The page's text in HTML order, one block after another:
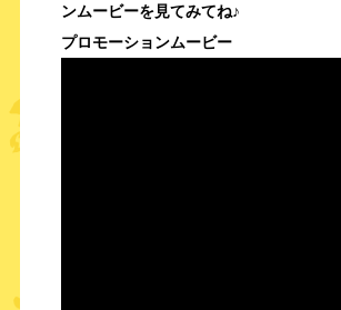
ンムービーを見てみてね♪
プロモーションムービー